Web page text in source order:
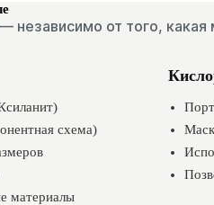
независимо от того,
схема)
материалы